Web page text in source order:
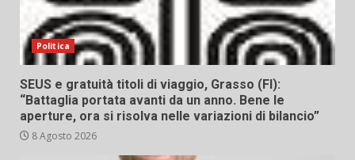
Politica
SEUS e gratuità titoli di viaggio, Grasso (FI):
“Battaglia portata avanti da un anno. Bene le
aperture, ora si risolva nelle variazioni di bilancio”
8 Agosto 2026